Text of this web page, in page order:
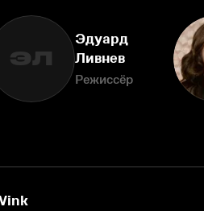
ЭЛ
Эдуард
Ливнев
Режиссёр